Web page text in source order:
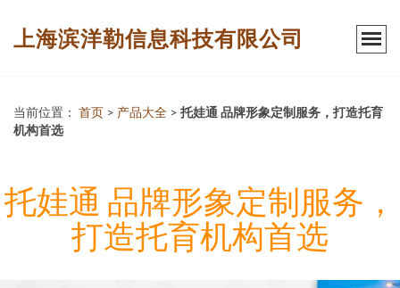
上海滨洋勒信息科技有限公司
当前位置： 首页 > 产品大全 > 托娃通 品牌形象定制服务，打造托育
机构首选
托娃通 品牌形象定制服务，
打造托育机构首选